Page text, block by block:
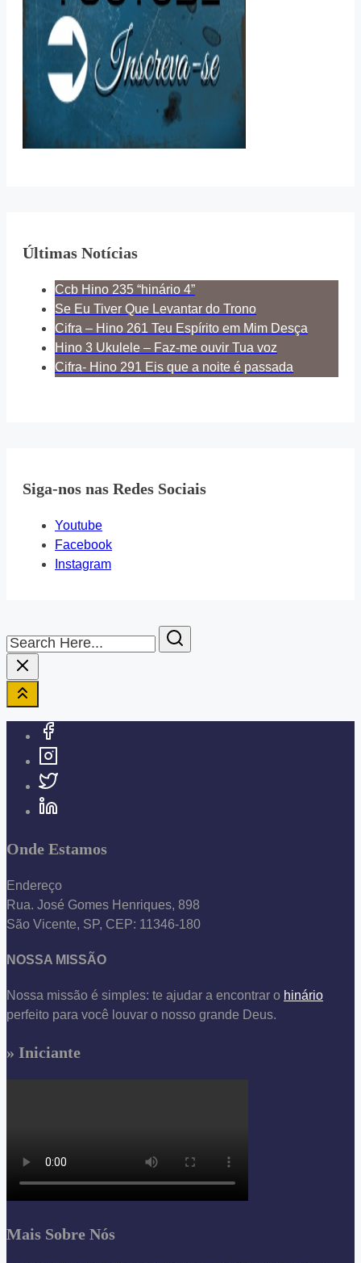
Últimas Notícias
Ccb Hino 235 “hinário 4”
Se Eu Tiver Que Levantar do Trono
Cifra – Hino 261 Teu Espírito em Mim Desça
Hino 3 Ukulele – Faz-me ouvir Tua voz
Cifra- Hino 291 Eis que a noite é passada
Siga-nos nas Redes Sociais
Youtube
Facebook
Instagram
Search
Here...
Onde Estamos
Endereço
Rua. José Gomes Henriques, 898
São Vicente, SP, CEP: 11346-180
NOSSA MISSÃO
Nossa missão é simples: te ajudar a encontrar o hinário
perfeito para você louvar o nosso grande Deus.
» Iniciante
Mais Sobre Nós